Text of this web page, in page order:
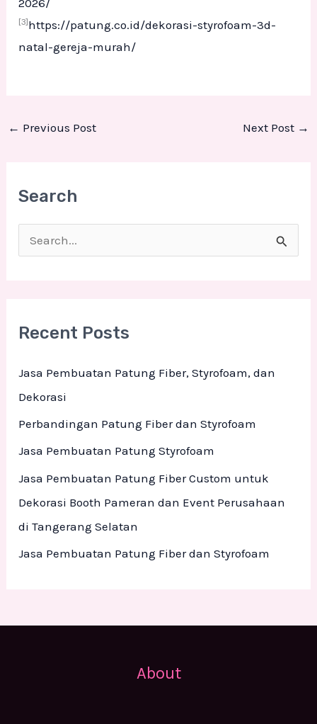
2026/
[3]https://patung.co.id/dekorasi-styrofoam-3d-
natal-gereja-murah/
← Previous Post Next Post →
Search
cRecent Posts
Jasa Pembuatan Patung Fiber, Styrofoam, dan
Dekorasi
Perbandingan Patung Fiber dan Styrofoam
Jasa Pembuatan Patung Styrofoam
Jasa Pembuatan Patung Fiber Custom untuk
Dekorasi Booth Pameran dan Event Perusahaan
di Tangerang Selatan
Jasa Pembuatan Patung Fiber dan Styrofoam
About